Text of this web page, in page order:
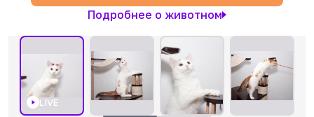
Подробнее о животном
LIVE